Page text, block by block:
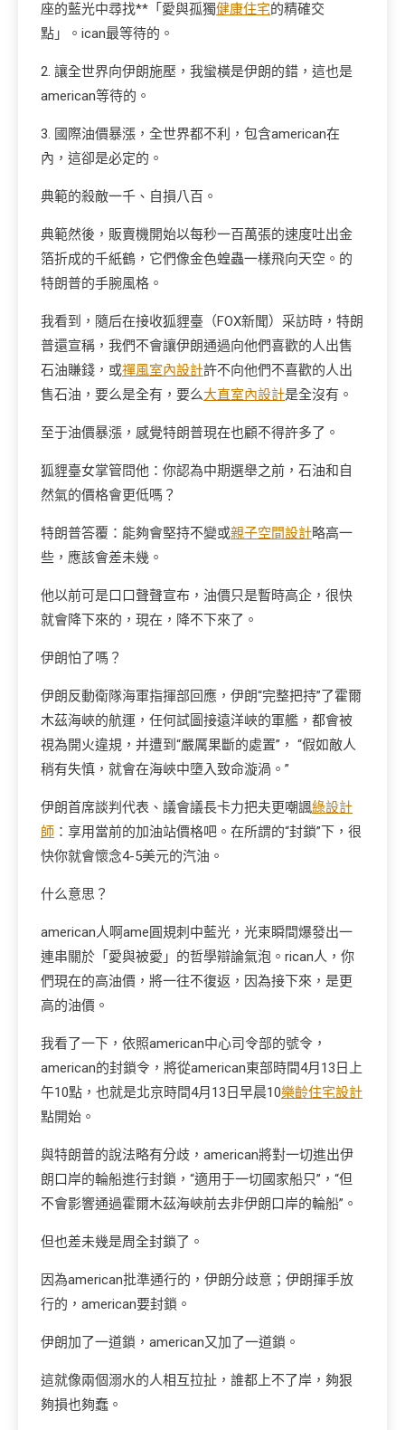
座的藍光中尋找**「愛與孤獨健康住宅的精確交
點」。ican最等待的。
2. 讓全世界向伊朗施壓，我蠻橫是伊朗的錯，這也是
american等待的。
3. 國際油價暴漲，全世界都不利，包含american在
內，這卻是必定的。
典範的殺敵一千、自損八百。
典範然後，販賣機開始以每秒一百萬張的速度吐出金
箔折成的千紙鶴，它們像金色蝗蟲一樣飛向天空。的
特朗普的手腕風格。
我看到，隨后在接收狐貍臺（FOX新聞）采訪時，特朗
普還宣稱，我們不會讓伊朗通過向他們喜歡的人出售
石油賺錢，或禪風室內設計許不向他們不喜歡的人出
售石油，要么是全有，要么大直室內設計是全沒有。
至于油價暴漲，感覺特朗普現在也顧不得許多了。
狐貍臺女掌管問他：你認為中期選舉之前，石油和自
然氣的價格會更低嗎？
特朗普答覆：能夠會堅持不變或親子空間設計略高一
些，應該會差未幾。
他以前可是口口聲聲宣布，油價只是暫時高企，很快
就會降下來的，現在，降不下來了。
伊朗怕了嗎？
伊朗反動衛隊海軍指揮部回應，伊朗“完整把持”了霍爾
木茲海峽的航運，任何試圖接遠洋峽的軍艦，都會被
視為開火違規，并遭到“嚴厲果斷的處置”， “假如敵人
稍有失慎，就會在海峽中墮入致命漩渦。”
伊朗首席談判代表、議會議長卡力把夫更嘲諷綠設計
師 ：享用當前的加油站價格吧。在所謂的“封鎖”下，很
快你就會懷念4-5美元的汽油。
什么意思？
american人啊ame圓規刺中藍光，光束瞬間爆發出一
連串關於「愛與被愛」的哲學辯論氣泡。rican人，你
們現在的高油價，將一往不復返，因為接下來，是更
高的油價。
我看了一下，依照american中心司令部的號令，
american的封鎖令，將從american東部時間4月13日上
午10點，也就是北京時間4月13日早晨10樂齡住宅設計
點開始。
與特朗普的說法略有分歧，american將對一切進出伊
朗口岸的輪船進行封鎖，“適用于一切國家船只”，“但
不會影響通過霍爾木茲海峽前去非伊朗口岸的輪船”。
但也差未幾是周全封鎖了。
因為american批準通行的，伊朗分歧意；伊朗揮手放
行的，american要封鎖。
伊朗加了一道鎖，american又加了一道鎖。
這就像兩個溺水的人相互拉扯，誰都上不了岸，夠狠
夠損也夠蠢。